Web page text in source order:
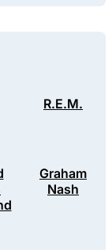
R.E.M.
Graham
Nash